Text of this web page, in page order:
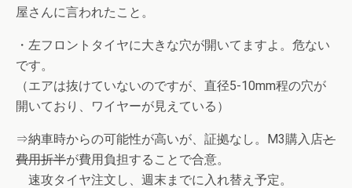
屋さんに言われたこと。
・左フロントタイヤに大きな穴が開いてますよ。危ない
です。
（エアは抜けていないのですが、直径5-10mm程の穴が
開いており、ワイヤーが見えている）
⇒納車時からの可能性が高いが、証拠なし。M3購入店と
費用折半が費用負担することで合意。
速攻タイヤ注文し、週末までに入れ替え予定。